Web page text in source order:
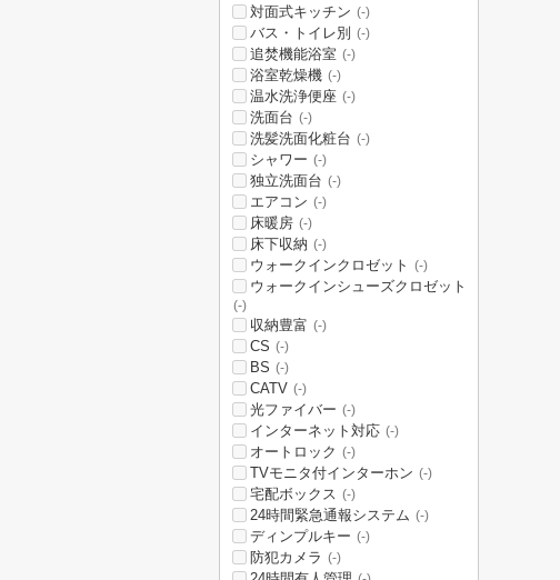
対面式キッチン (-)
バス・トイレ別 (-)
追焚機能浴室 (-)
浴室乾燥機 (-)
温水洗浄便座 (-)
洗面台 (-)
洗髪洗面化粧台 (-)
シャワー (-)
独立洗面台 (-)
エアコン (-)
床暖房 (-)
床下収納 (-)
ウォークインクロゼット (-)
ウォークインシューズクロゼット
(-)
収納豊富 (-)
CS (-)
BS (-)
CATV (-)
光ファイバー (-)
インターネット対応 (-)
オートロック (-)
TVモニタ付インターホン (-)
宅配ボックス (-)
24時間緊急通報システム (-)
ディンプルキー (-)
防犯カメラ (-)